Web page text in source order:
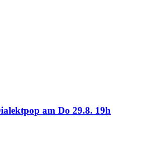
am Do 29.8. 19h